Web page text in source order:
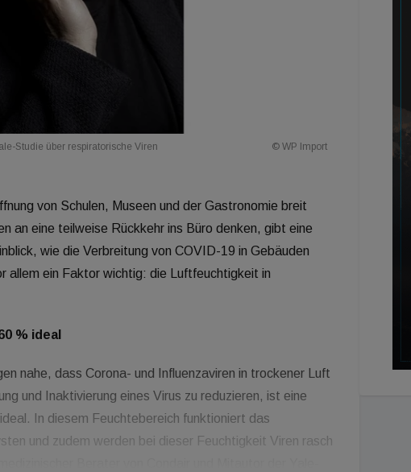
Studie über respiratorische Viren © WP Import
von Schulen, Museen und der Gastronomie breit
an eine teilweise Rückkehr ins Büro denken, gibt eine
wie die Verbreitung von COVID-19 in Gebäuden
allem ein Faktor wichtig: die Luftfeuchtigkeit in
% ideal
nahe, dass Corona- und Influenzaviren in trockener Luft
und Inaktivierung eines Virus zu reduzieren, ist eine
In diesem Feuchtebereich funktioniert das
und zudem werden bei dieser Feuchtigkeit Viren rasch